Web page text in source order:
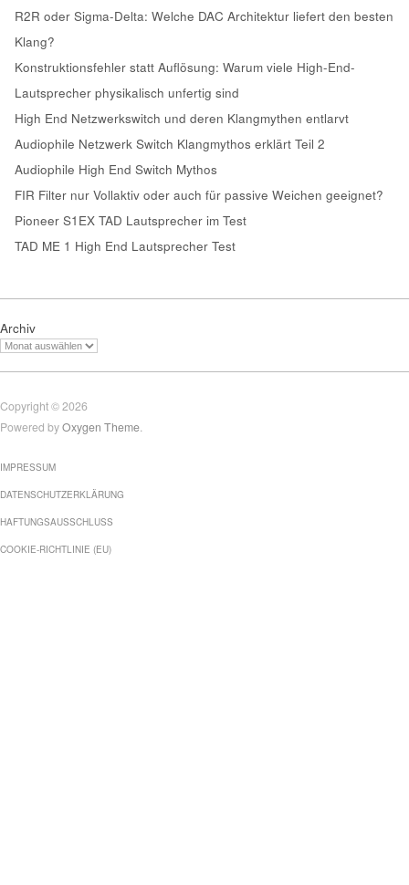
R2R oder Sigma-Delta: Welche DAC Architektur liefert den besten
Klang?
Konstruktionsfehler statt Auflösung: Warum viele High-End-
Lautsprecher physikalisch unfertig sind
High End Netzwerkswitch und deren Klangmythen entlarvt
Audiophile Netzwerk Switch Klangmythos erklärt Teil 2
Audiophile High End Switch Mythos
FIR Filter nur Vollaktiv oder auch für passive Weichen geeignet?
Pioneer S1EX TAD Lautsprecher im Test
TAD ME 1 High End Lautsprecher Test
Archiv
Copyright © 2026
Powered byOxygen Theme.
IMPRESSUM
DATENSCHUTZERKLÄRUNG
HAFTUNGSAUSSCHLUSS
COOKIE-RICHTLINIE (EU)